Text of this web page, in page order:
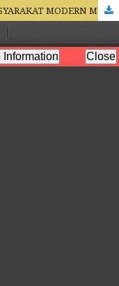
MAKNA HATI KUDUS YESUS BAGI MASYARAKAT MODERN MENURUT DOKUMEN DILEXIT NOS